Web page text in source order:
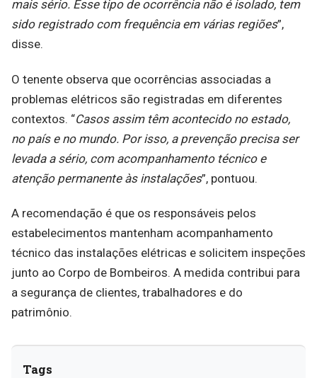
mais sério. Esse tipo de ocorrência não é isolado, tem
sido registrado com frequência em várias regiões”,
disse.
O tenente observa que ocorrências associadas a
problemas elétricos são registradas em diferentes
contextos. “Casos assim têm acontecido no estado,
no país e no mundo. Por isso, a prevenção precisa ser
levada a sério, com acompanhamento técnico e
atenção permanente às instalações”, pontuou.
A recomendação é que os responsáveis pelos
estabelecimentos mantenham acompanhamento
técnico das instalações elétricas e solicitem inspeções
junto ao Corpo de Bombeiros. A medida contribui para
a segurança de clientes, trabalhadores e do
patrimônio.
Tags